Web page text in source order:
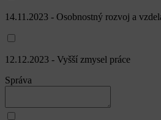
14.11.2023 - Osobnostný rozvoj a
12.12.2023 - Vyšší zmysel práce
Správa